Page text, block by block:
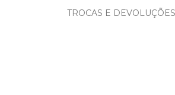
TROCAS E